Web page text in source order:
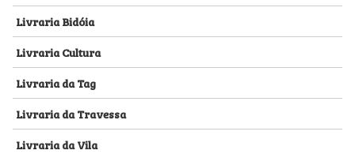
Livraria Bidóia
Livraria Cultura
Livraria da Tag
Livraria da Travessa
Livraria da Vila